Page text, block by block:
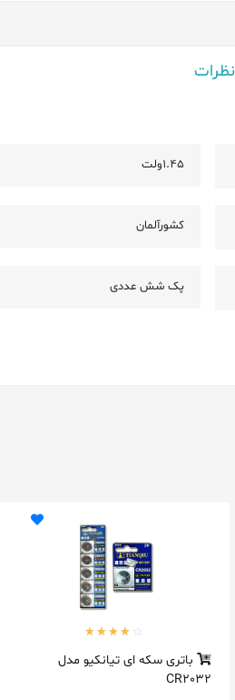
نظرات
1.45ولت
کشورآلمان
پک شش عددی
باتری سکه ای تیانکیو مدل
CR2032